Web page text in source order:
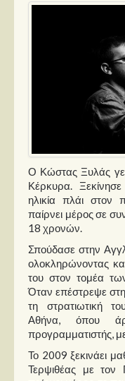
Ταινίες
Καλλιτέχνες
Μουσικοί
Διάφοροι
Εκτός
Νέα
Στήλες
Polls
Small Talk
Ο Κώστας Ξυλάς
Κέρκυρα.
ηλικία πλάι στον
παίρνει μέρος σε
18 χρονών.
Σπούδασε στην
ολοκληρώνοντας
του στον τομέα
Όταν επέστρεψε
τη στρατιωτική
Αθήνα, όπου
προγραμματιστής,
Το 2009 ξεκινάει
Τερψιθέας με τον